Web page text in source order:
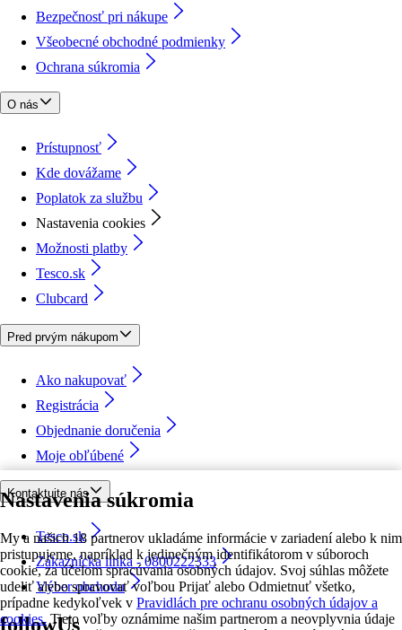
Nastavenia súkromia
My a našich 18 partnerov ukladáme informácie v zariadení alebo k nim
pristupujeme, napríklad k jedinečným identifikátorom v súboroch
cookie, za účelom spracúvania osobných údajov. Svoj súhlas môžete
udeliť alebo spravovať voľbou Prijať alebo Odmietnuť všetko,
prípadne kedykoľvek v Pravidlách pre ochranu osobných údajov a
cookies. Tieto voľby oznámime našim partnerom a neovplyvnia údaje
Bezpečnosť pri nákupe
Všeobecné obchodné podmienky
Ochrana súkromia
O nás
Prístupnosť
Kde dovážame
Poplatok za službu
Nastavenia cookies
Možnosti platby
Tesco.sk
Clubcard
Pred prvým nákupom
Ako nakupovať
Registrácia
Objednanie doručenia
Moje obľúbené
Kontaktujte nás
Tesco.sk
Zákaznícka linka - 0800222333
Výber obchodu
followUs